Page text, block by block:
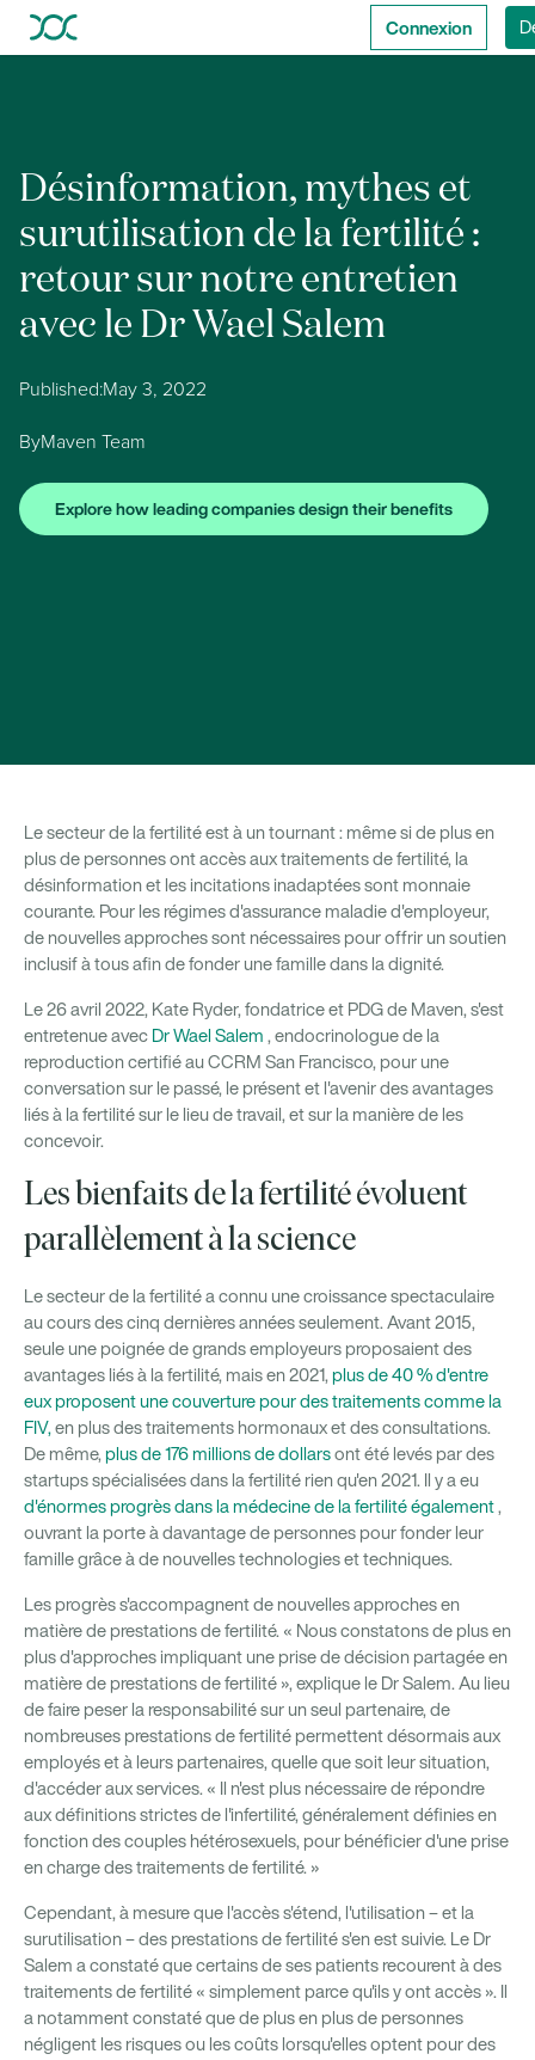
Connexion
Désinformation, mythes et
surutilisation de la fertilité :
retour sur notre entretien
avec le Dr Wael Salem
Published:May 3, 2022
ByMaven Team
Explore how leading companies design their benefits
Le secteur de la fertilité est à un tournant : même si de plus en
plus de personnes ont accès aux traitements de fertilité, la
désinformation et les incitations inadaptées sont monnaie
courante. Pour les régimes d'assurance maladie d'employeur,
de nouvelles approches sont nécessaires pour offrir un soutien
inclusif à tous afin de fonder une famille dans la dignité.
Le 26 avril 2022, Kate Ryder, fondatrice et PDG de Maven, s'est
entretenue avec Dr Wael Salem , endocrinologue de la
reproduction certifié au CCRM San Francisco, pour une
conversation sur le passé, le présent et l'avenir des avantages
liés à la fertilité sur le lieu de travail, et sur la manière de les
concevoir.
Les bienfaits de la fertilité évoluent
parallèlement à la science
Le secteur de la fertilité a connu une croissance spectaculaire
au cours des cinq dernières années seulement. Avant 2015,
seule une poignée de grands employeurs proposaient des
avantages liés à la fertilité, mais en 2021, plus de 40 % d'entre
eux proposent une couverture pour des traitements comme la
FIV, en plus des traitements hormonaux et des consultations.
De même, plus de 176 millions de dollarsont été levés par des
startups spécialisées dans la fertilité rien qu'en 2021. Il y a eu
d'énormes progrès dans la médecine de la fertilité également,
ouvrant la porte à davantage de personnes pour fonder leur
famille grâce à de nouvelles technologies et techniques.
Les progrès s'accompagnent de nouvelles approches en
matière de prestations de fertilité. « Nous constatons de plus en
plus d'approches impliquant une prise de décision partagée en
matière de prestations de fertilité », explique le Dr Salem. Au lieu
de faire peser la responsabilité sur un seul partenaire, de
nombreuses prestations de fertilité permettent désormais aux
employés et à leurs partenaires, quelle que soit leur situation,
d'accéder aux services. « Il n'est plus nécessaire de répondre
aux définitions strictes de l'infertilité, généralement définies en
fonction des couples hétérosexuels, pour bénéficier d'une prise
en charge des traitements de fertilité. »
Cependant, à mesure que l'accès s'étend, l'utilisation – et la
surutilisation – des prestations de fertilité s'en est suivie. Le Dr
Salem a constaté que certains de ses patients recourent à des
traitements de fertilité « simplement parce qu'ils y ont accès ». Il
a notamment constaté que de plus en plus de personnes
négligent les risques ou les coûts lorsqu'elles optent pour des